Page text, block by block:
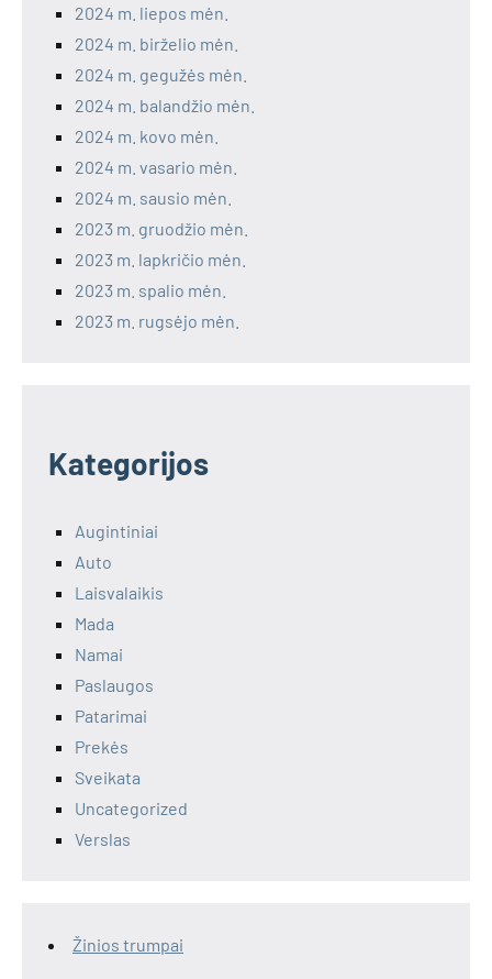
2024 m. liepos mėn.
2024 m. birželio mėn.
2024 m. gegužės mėn.
2024 m. balandžio mėn.
2024 m. kovo mėn.
2024 m. vasario mėn.
2024 m. sausio mėn.
2023 m. gruodžio mėn.
2023 m. lapkričio mėn.
2023 m. spalio mėn.
2023 m. rugsėjo mėn.
Kategorijos
Augintiniai
Auto
Laisvalaikis
Mada
Namai
Paslaugos
Patarimai
Prekės
Sveikata
Uncategorized
Verslas
Žinios trumpai